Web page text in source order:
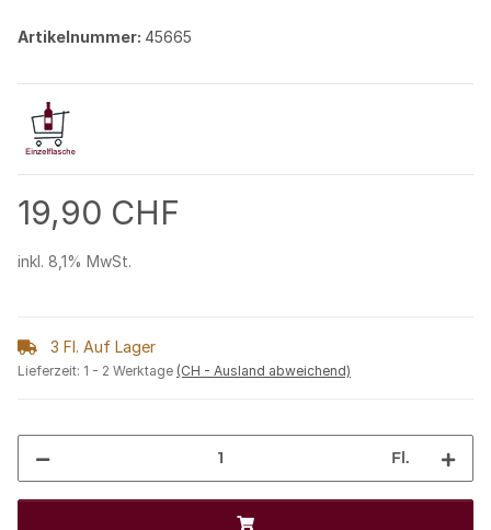
Artikelnummer: 45665
19,90 CHF
inkl. 8,1% MwSt.
3 Fl. Auf Lager
Lieferzeit: 1 - 2 Werktage (CH - Ausland abweichend)
Fl.